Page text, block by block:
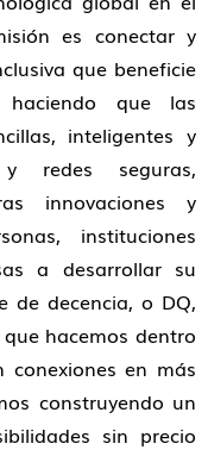
es conectar y
que beneficie
que las
inteligentes y
redes seguras,
innovaciones y
instituciones
a desarrollar su
de decencia, o DQ,
hacemos dentro
en más
construyendo un
sin precio